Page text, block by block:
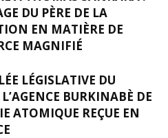
DU PÈRE DE LA
EN MATIÈRE DE
MAGNIFIÉ
LÉGISLATIVE DU
L’AGENCE BURKINABÈ DE
ATOMIQUE REÇUE EN